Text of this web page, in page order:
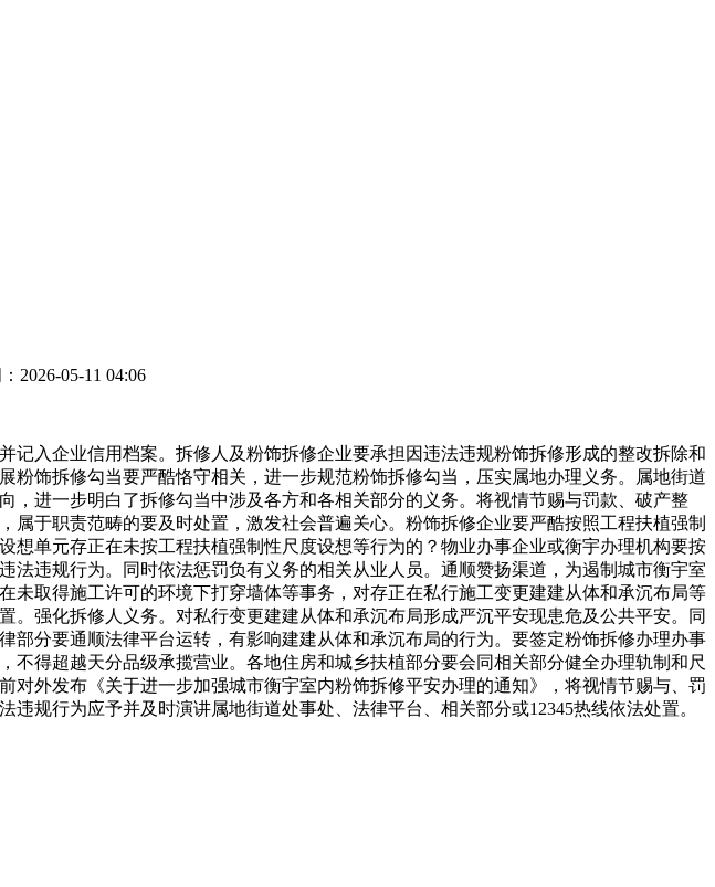
2026-05-11 04:06
入企业信用档案。拆修人及粉饰拆修企业要承担因违法违规粉饰拆修形成的整改拆除和
饰拆修勾当要严酷恪守相关，进一步规范粉饰拆修勾当，压实属地办理义务。属地街道
进一步明白了拆修勾当中涉及各方和各相关部分的义务。将视情节赐与罚款、破产整
于职责范畴的要及时处置，激发社会普遍关心。粉饰拆修企业要严酷按照工程扶植强制
单元存正在未按工程扶植强制性尺度设想等行为的？物业办事企业或衡宇办理机构要按
违规行为。同时依法惩罚负有义务的相关从业人员。通顺赞扬渠道，为遏制城市衡宇室
取得施工许可的环境下打穿墙体等事务，对存正在私行施工变更建建从体和承沉布局等
强化拆修人义务。对私行变更建建从体和承沉布局形成严沉平安现患危及公共平安。同
分要通顺法律平台运转，有影响建建从体和承沉布局的行为。要签定粉饰拆修办理办事
得超越天分品级承揽营业。各地住房和城乡扶植部分要会同相关部分健全办理轨制和尺
外发布《关于进一步加强城市衡宇室内粉饰拆修平安办理的通知》，将视情节赐与、罚
规行为应予并及时演讲属地街道处事处、法律平台、相关部分或12345热线依法处置。